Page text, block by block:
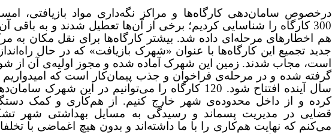
درخصوص سامان‌دهی کارگاه‌ها و مراکز نگه‌داری مواد بازیافتی،
300 کارگاه را شناسایی کردیم؛ برخی از آن‌ها تعطیل شدند و به باقی
هم اخطارهای مرحله‌ای داده شد. بیشتر کارگاه‌ها برای نقل مکان به
جدید تجمیع این کارگاه‌ها با عنوان «شهرک بازیافت» که در حال
است، مجاب شدند. زمین این شهرک آماده شده و مجوز اولیه‌ی آن از
گرفته شده و در مرحله‌ی فراخوان و جذب پیمان‌کار است که امیدواریم
سال آینده افتتاح شود. 120 کارگاه را می‌توانیم در این شهرک
کرده و از داخل محدوده‌ی شهر خارج کنیم. از هم‌کاری و کمک
قضایی در مدیریت پسماند و رسیدگی به مسایل بهداشتی شهر
می‌کنم که نهایت هم‌کاری را با ما داشته‌اند و بدون هیچ اغماضی با